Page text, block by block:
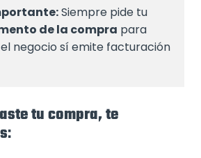
Siempre pide tu
de la compra para
negocio sí emite facturación
tu compra, te
: